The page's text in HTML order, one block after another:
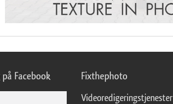
Facebook Fixthephoto
Videoredigeringstjenester